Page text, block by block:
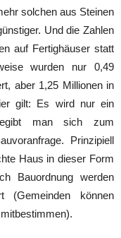
solchen aus Steinen
Und die Zahlen
auf Fertighäuser statt
wurden nur 0,49
aber 1,25 Millionen in
gilt: Es wird nur ein
man sich zum
Prinzipiell
Haus in dieser Form
Bauordnung werden
(Gemeinden können